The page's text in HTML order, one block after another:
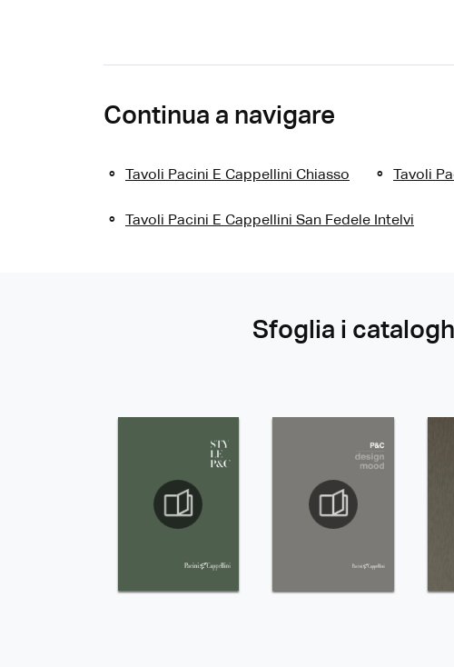
Continua a navigare
Tavoli Pacini E Cappellini Chiasso Tavoli
Tavoli Pacini E Cappellini San Fedele Intelvi
Sfoglia i